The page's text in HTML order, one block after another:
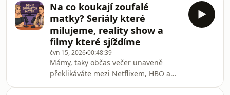
cílem je šířit povědomí o zákeřné
nemoci jménem DIPG (nádor na
mozkovém kmeni u dětí) a podat
pomocnou ruku rodinám, které by se
v budoucnu mohly ocitnout v
podobně nelehké situaci.Našimi hosty
byly dvě statečné maminky – Denisa,
maminka malé víly Johanky, a
Na co koukají zoufalé
matky? Seriály které
milujeme, reality show a
filmy které sjíždíme
čvn 15, 202600:48:39
Mámy, taky občas večer unaveně
překlikáváte mezi Netflixem, HBO a